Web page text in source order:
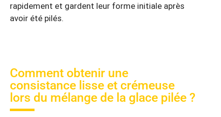
rapidement et gardent leur forme initiale après
avoir été pilés.
Comment obtenir une
consistance lisse et crémeuse
lors du mélange de la glace pilée ?